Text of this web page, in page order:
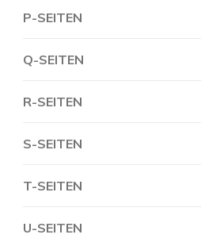
P-SEITEN
Q-SEITEN
R-SEITEN
S-SEITEN
T-SEITEN
U-SEITEN